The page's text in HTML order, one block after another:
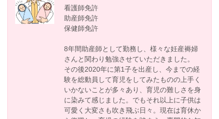
看護師免許
助産師免許
保健師免許
8年間助産師として勤務し、様々な妊産褥婦
さんと関わり勉強させていただきました。
その後2020年に第1子を出産し、今までの経
験を総動員して育児をしてみたものの上手く
いかないことが多々あり、育児の難しさを身
に染みて感じました。でもそれ以上に子供は
可愛く大変さも吹き飛ぶ日々。現在は育休か